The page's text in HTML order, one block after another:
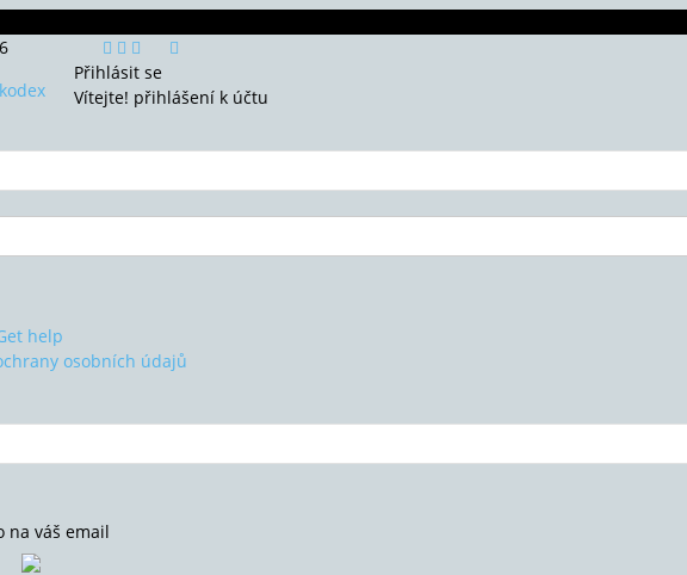
Přihlásit se
Vítejte! přihlášení k účtu
help
osobních údajů
na váš email